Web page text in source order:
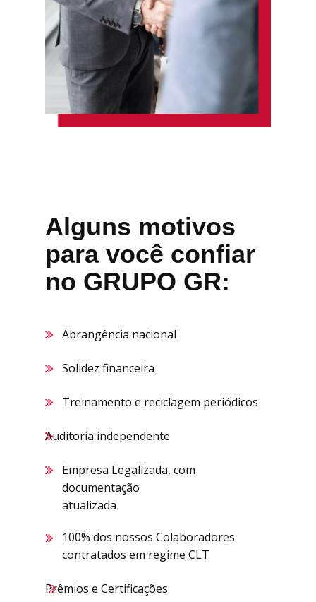
Alguns motivos
para você confiar
no GRUPO GR:
Abrangência nacional
Solidez financeira
Treinamento e reciclagem periódicos
Auditoria independente
Empresa Legalizada, com
documentação
atualizada
100% dos nossos Colaboradores
contratados em regime CLT
Prêmios e Certificações